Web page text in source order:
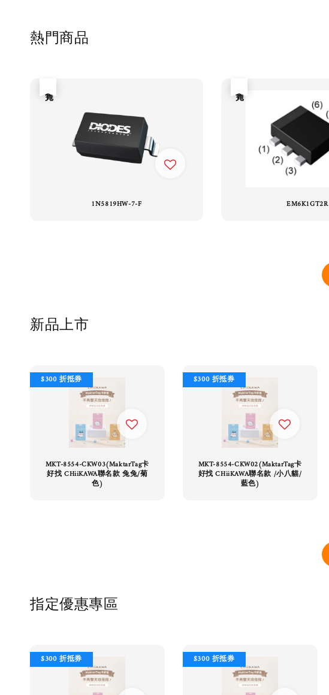
熱門商品
1N5819HW-7-F EM6K1GT2R
新品上市
$300 折抵券
MKT-8554-CKW03(MaktarTag卡
好找 CHiiKAWA聯名款 兔兔/菊
色)
$300 折抵券
MKT-8554-CKW02(MaktarTag卡
好找 CHiiKAWA聯名款 /小八貓/
藍色)
指定優惠專區
$300 折抵券 $300 折抵券